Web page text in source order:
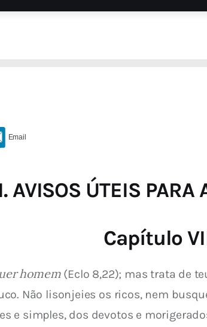
AVISOS ÚTEIS PARA
Capítulo
homem (Eclo 8,22); mas trata de
Não lisonjeies os ricos, nem
e simples, dos devotos e